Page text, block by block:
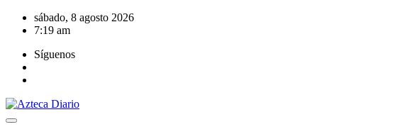
Saltar
sábado, 8 agosto 2026
7:19 am
Síguenos